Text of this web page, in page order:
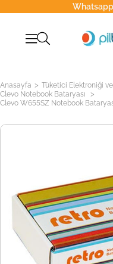
Whatsapp
Anasayfa > Tüketici Elektroniği
Clevo Notebook Bataryası >
Clevo W655SZ Notebook